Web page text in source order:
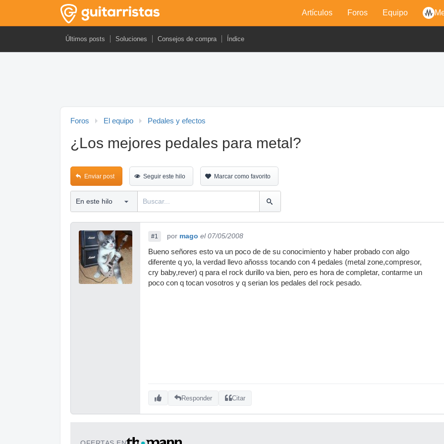
Artículos Foros Equipo
Últimos posts Soluciones Consejos de compra Índice
Foros El equipo Pedales y efectos
¿Los mejores pedales para metal?
Enviar post Seguir este hilo Marcar como favorito
#1 por mago el 07/05/2008
Bueno señores esto va un poco de de su conocimiento y haber probado con algo
diferente q yo, la verdad llevo añosss tocando con 4 pedales (metal zone,compresor,
cry baby,rever) q para el rock durillo va bien, pero es hora de completar, contarme un
poco con q tocan vosotros y q serian los pedales del rock pesado.
Responder Citar